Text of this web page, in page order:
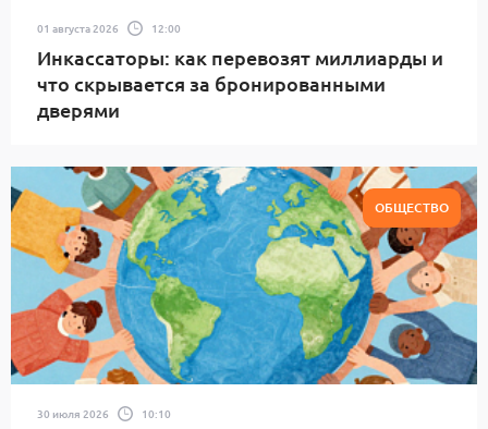
01 августа 2026 12:00
Инкассаторы: как перевозят миллиарды и
что скрывается за бронированными
дверями
ОБЩЕСТВО
30 июля 2026 10:10